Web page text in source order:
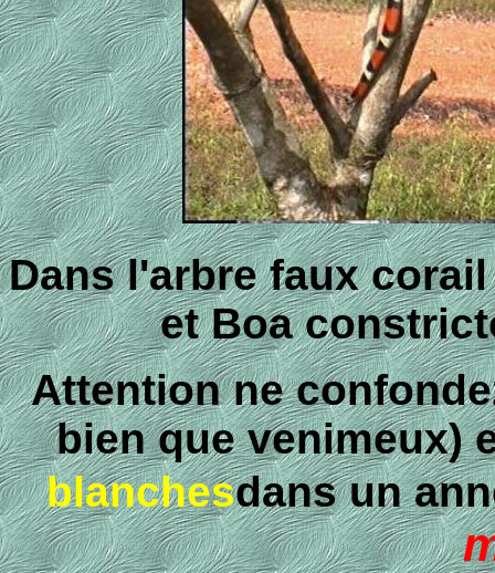
Dans l'arbre faux corail
et Boa
Attention ne
bien que venimeux)
blanchesdans un